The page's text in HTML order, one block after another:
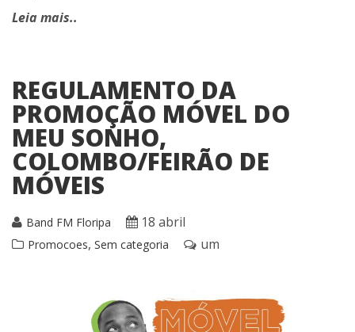
Leia mais..
REGULAMENTO DA
PROMOÇÃO MÓVEL DO
MEU SONHO,
COLOMBO/FEIRÃO DE
MÓVEIS
Band FM Floripa 18 abril
Promocoes, Sem categoria um